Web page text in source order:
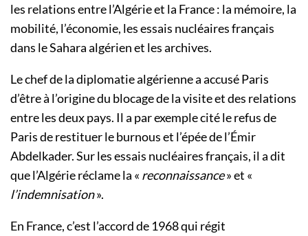
les relations entre l’Algérie et la France : la mémoire, la
mobilité, l’économie, les essais nucléaires français
dans le Sahara algérien et les archives.
Le chef de la diplomatie algérienne a accusé Paris
d’être à l’origine du blocage de la visite et des relations
entre les deux pays. Il a par exemple cité le refus de
Paris de restituer le burnous et l’épée de l’Émir
Abdelkader. Sur les essais nucléaires français, il a dit
que l’Algérie réclame la « reconnaissance» et «
l’indemnisation».
En France, c’est l’accord de 1968 qui régit